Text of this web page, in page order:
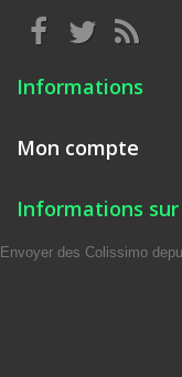
Informations
Mon compte
Informations sur
Envoyer des Colissimo